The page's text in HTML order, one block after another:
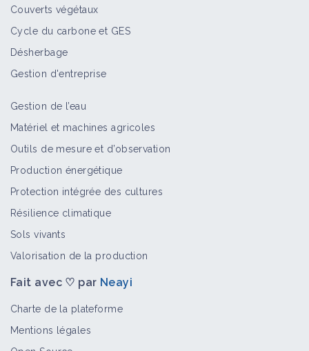
Couverts végétaux
Cycle du carbone et GES
Désherbage
Gestion d'entreprise
Gestion de l’eau
Matériel et machines agricoles
Outils de mesure et d’observation
Production énergétique
Protection intégrée des cultures
Résilience climatique
Sols vivants
Valorisation de la production
Fait avec ♡ par Neayi
Charte de la plateforme
Mentions légales